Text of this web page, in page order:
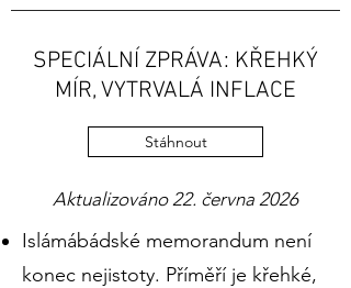
SPECIÁLNÍ ZPRÁVA: KŘEHKÝ
MÍR, VYTRVALÁ INFLACE
Stáhnout
Aktualizováno 22. června 2026
Islámábádské memorandum není
konec nejistoty. Příměří je křehké,